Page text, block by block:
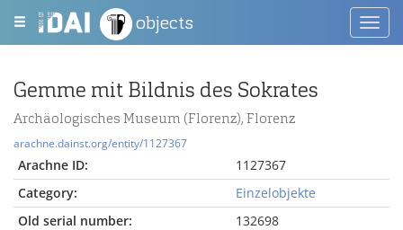
objects
Gemme mit Bildnis des Sokrates
Archäologisches Museum (Florenz), Florenz
arachne.dainst.org/entity/1127367
Arachne ID:
1127367
Category:
Einzelobjekte
Old serial number:
132698